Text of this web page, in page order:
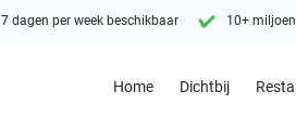
7 dagen per week beschikbaar 10+
Home Dichtbij